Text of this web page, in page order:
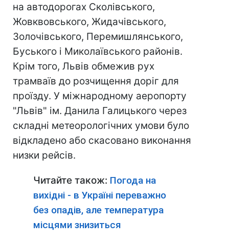
на автодорогах Сколівського,
Жовквовського, Жидачівського,
Золочівського, Перемишлянського,
Буського і Миколаївського районів.
Крім того, Львів обмежив рух
трамваїв до розчищення доріг для
проїзду. У міжнародному аеропорту
"Львів" ім. Данила Галицького через
складні метеорологічних умови було
відкладено або скасовано виконання
низки рейсів.
Читайте також: Погода на
вихідні - в Україні переважно
без опадів, але температура
місцями знизиться